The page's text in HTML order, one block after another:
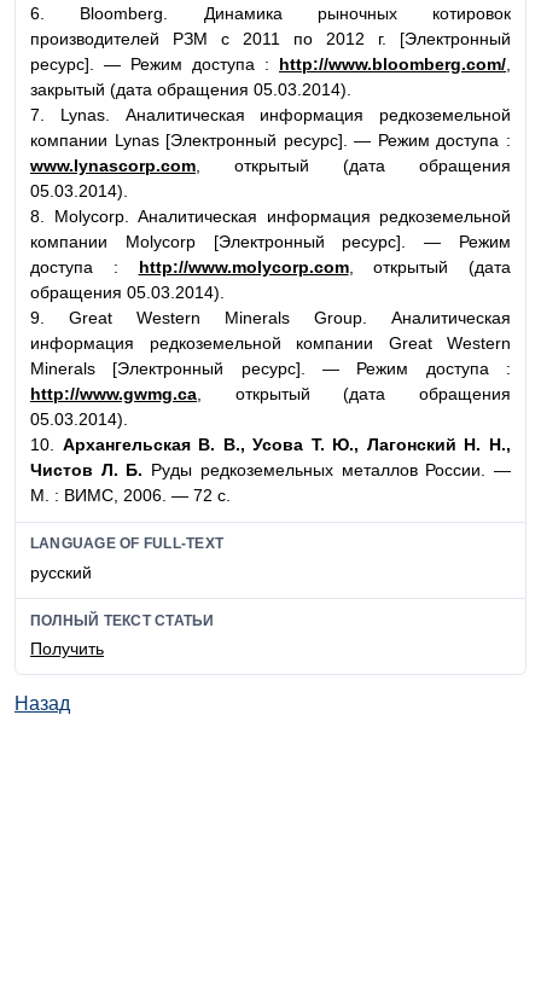
6. Bloomberg. Динамика рыночных котировок
производителей РЗМ с 2011 по 2012 г. [Электронный
ресурс]. — Режим доступа : http://www.bloomberg.com/
закрытый (дата обращения 05.03.2014).
7. Lynas. Аналитическая информация редкоземельной
компании Lynas [Электронный ресурс]. — Режим доступа :
www.lynascorp.com , открытый (дата обращения
05.03.2014).
8. Molycorp. Аналитическая информация редкоземельной
компании Мolycorp [Электронный ресурс]. — Режим
доступа : http://www.molycorp.com, открытый (дата
обращения 05.03.2014).
9. Great Western Minerals Group. Аналитическая
информация редкоземельной компании Great Western
Minerals [Электронный ресурс]. — Режим доступа :
http://www.gwmg.ca , открытый (дата обращения
05.03.2014).
10. Архангельская В. В., Усова Т. Ю., Лагонский Н. Н.,
Чистов Л. Б. Руды редкоземельных металлов России. —
М. : ВИМС, 2006. — 72 с.
LANGUAGE OF FULL-TEXT
русский
ПОЛНЫЙ ТЕКСТ СТАТЬИ
Получить
Назад